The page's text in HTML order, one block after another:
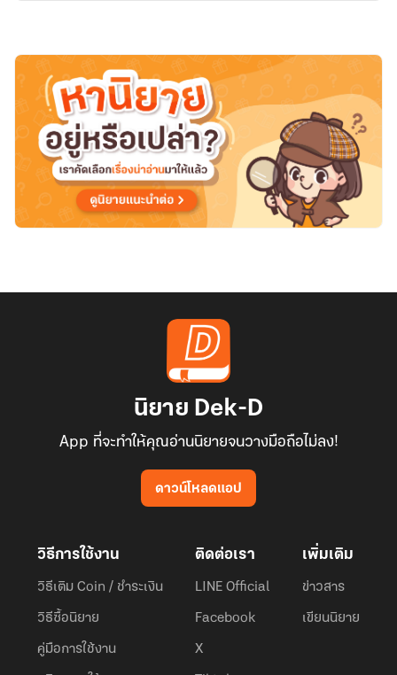
แล้ว
อ่าน
ฟรี]
นิยาย Dek-D
App ที่จะทำให้คุณอ่านนิยายจนวางมือถือไม่ลง!
ดาวน์โหลดแอป
วิธีการใช้งาน
วิธีเติม Coin / ชำระเงิน
วิธีซื้อนิยาย
คู่มือการใช้งาน
ติดต่อเรา
LINE Official
Facebook
X
เพิ่มเติม
ข่าวสาร
เขียนนิยาย